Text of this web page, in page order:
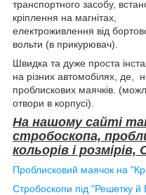
транспортного засобу,
кріплення на магнітах,
електроживлення від
вольти (в прикурювач).
Швидка та дуже проста
на різних автомобілях, де,
проблискових маячків.
отвори в корпусі).
На нашому сайті
стробоскопа,
кольорів і
Проблисковий маячок на
Стробоскопи під "Решетку й